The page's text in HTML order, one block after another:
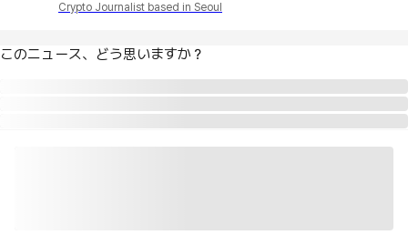
Crypto Journalist based in Seoul
このニュース、どう思いますか？